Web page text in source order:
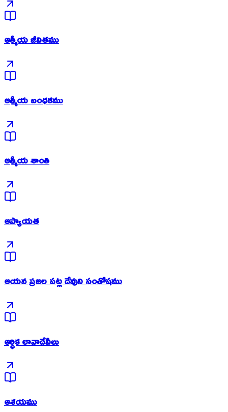
ఆత్మీయ జీవితము
ఆత్మీయ బంధకము
ఆత్మీయ శాంతి
ఆప్యాయత
ఆయన ప్రజల పట్ల దేవుని సంతోషము
ఆర్ధిక లావాదేవీలు
ఆశయము